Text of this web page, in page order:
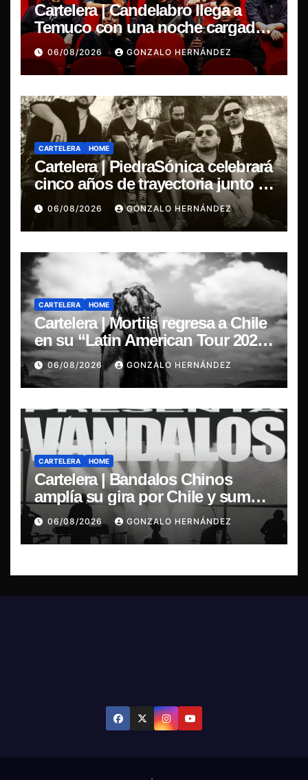
Cartelera | Candelabro llega a
Temuco con una noche cargada
de indie
06/08/2026 GONZALO HERNÁNDEZ
CARTELERA HOME
Cartelera | PiedraSónica celebrará
cinco años de trayectoria junto a
The Ganjas en el Bar de René
06/08/2026 GONZALO HERNÁNDEZ
CARTELERA HOME
Cartelera | Mortiis regresa a Chile
en su “Latin American Tour 2026”
y exclusivo show en Sala RBX
06/08/2026 GONZALO HERNÁNDEZ
CARTELERA HOME
Cartelera | Bandalos Chinos
amplía su gira por Chile y suma
concierto en Concepción
06/08/2026 GONZALO HERNÁNDEZ